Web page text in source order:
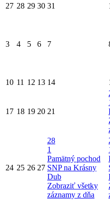
27 28 29 30 31
3 4 5 6 7
10 11 12 13 14
17 18 19 20 21
24 25 26 27
28
1
Pamätný pochod
SNP na Krásny
Dub
Zobraziť všetky
záznamy z dňa